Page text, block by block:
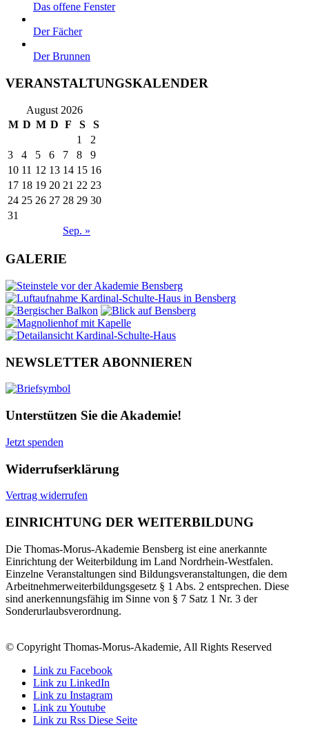
Das offene Fenster
Der Fächer
Der Brunnen
VERANSTALTUNGSKALENDER
August 2026
M D M D F S S
Sep. »
1
2
3
4 5 6 7 8
9
10 11 12 13 14 15 16
17 18 19 20 21 22 23
24 25 26 27 28 29 30
31
GALERIE
NEWSLETTER ABONNIEREN
Unterstützen Sie die Akademie!
Jetzt spenden
Widerrufserklärung
Vertrag widerrufen
EINRICHTUNG DER WEITERBILDUNG
Die Thomas-Morus-Akademie Bensberg ist eine anerkannte
Einrichtung der Weiterbildung im Land Nordrhein-Westfalen.
Einzelne Veranstaltungen sind Bildungsveranstaltungen, die dem
Arbeitnehmerweiterbildungsgesetz § 1 Abs. 2 entsprechen. Diese
sind anerkennungsfähig im Sinne von § 7 Satz 1 Nr. 3 der
Sonderurlaubsverordnung.
© Copyright Thomas-Morus-Akademie, All Rights Reserved
Link zu Facebook
Link zu LinkedIn
Link zu Instagram
Link zu Youtube
Link zu Rss Diese Seite